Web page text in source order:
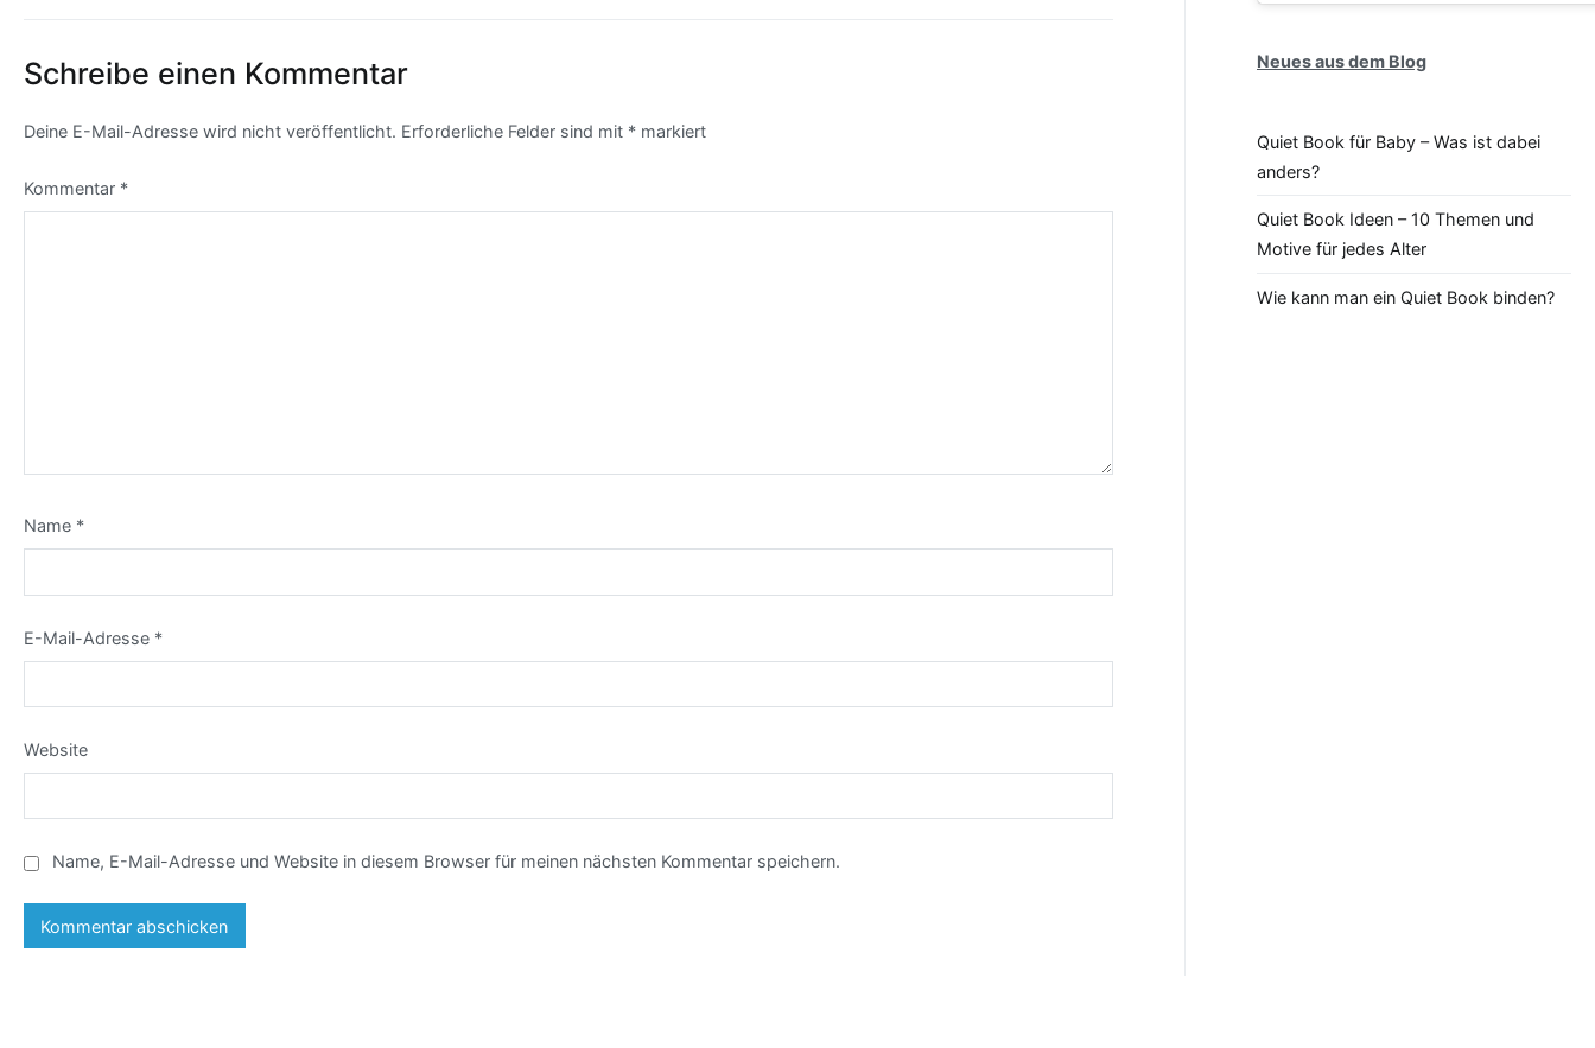
Schreibe einen Kommentar
Deine E-Mail-Adresse wird nicht veröffentlicht. Erforderliche Felder sind mit * markiert
Kommentar *
Name *
E-Mail-Adresse *
Website
Name, E-Mail-Adresse und Website in diesem Browser für meinen nächsten Kommentar speichern.
Neues aus dem Blog
Quiet Book für Baby – Was ist dabei
anders?
Quiet Book Ideen – 10 Themen und
Motive für jedes Alter
Wie kann man ein Quiet Book binden?